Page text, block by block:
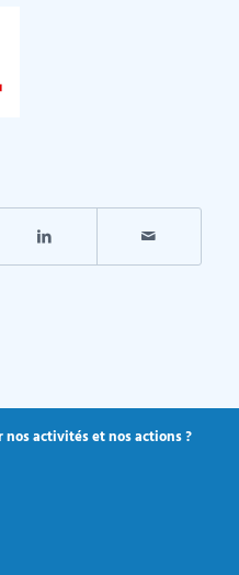
activités et nos actions ?